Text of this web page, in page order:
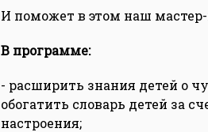
И поможет в этом наш мастер-
В программе:
- расширить знания детей о
обогатить словарь детей за
настроения;